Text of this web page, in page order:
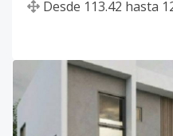
Desde 113.42 hasta